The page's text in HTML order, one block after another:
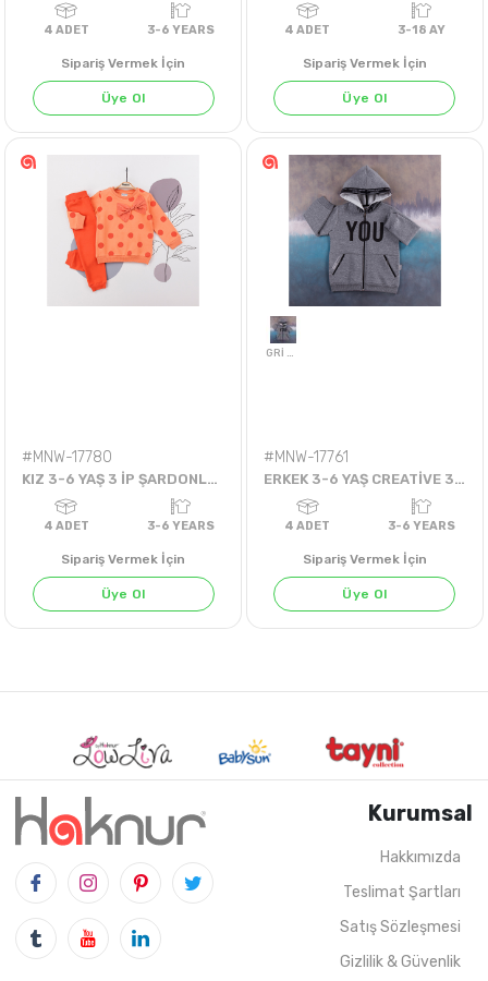
Sipariş Vermek İçin
Üye Ol
Sipariş Vermek İçin
Üye Ol
#MNW-17780
KIZ 3-6 YAŞ 3 İP ŞARDONLU 2Lİ TK.
Sipariş Vermek İçin
Üye Ol
#MNW-17761
ERKEK 3-6 YAŞ CREATİVE 3 İP HIRKA
Sipariş Vermek İçin
Üye Ol
Kurumsal
Hakkımızda
Teslimat Şartları
Satış Sözleşmesi
Gizlilik & Güvenlik